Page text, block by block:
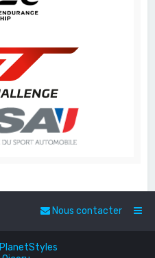
Nous contacter
PlanetStyles